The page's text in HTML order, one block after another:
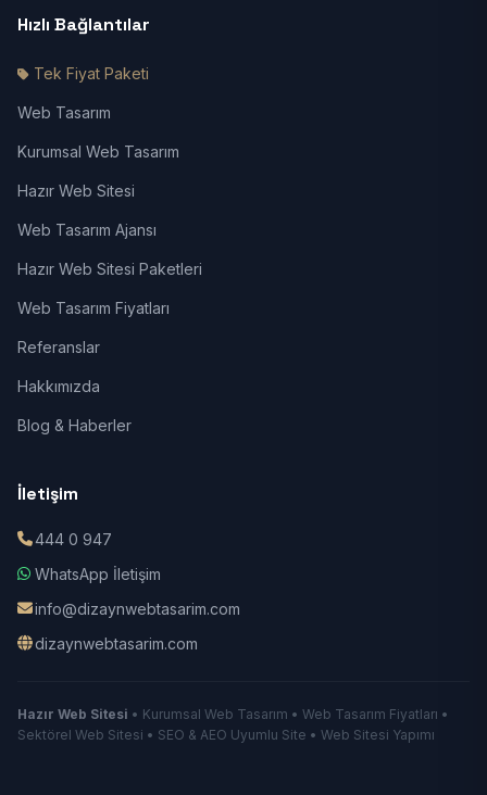
Hızlı Bağlantılar
Tek Fiyat Paketi
Web Tasarım
Kurumsal Web Tasarım
Hazır Web Sitesi
Web Tasarım Ajansı
Hazır Web Sitesi Paketleri
Web Tasarım Fiyatları
Referanslar
Hakkımızda
Blog & Haberler
İletişim
444 0 947
WhatsApp İletişim
info@dizaynwebtasarim.com
dizaynwebtasarim.com
Hazır Web Sitesi • Kurumsal Web Tasarım • Web Tasarım Fiyatları •
Sektörel Web Sitesi • SEO & AEO Uyumlu Site • Web Sitesi Yapımı